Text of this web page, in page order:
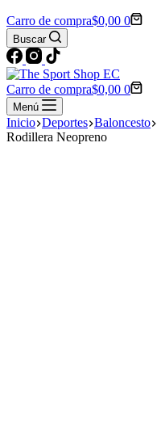
Carro de compra$0,00 0
Buscar
Carro de compra$0,00 0
Menú
Inicio Deportes Baloncesto
Rodillera Neopreno